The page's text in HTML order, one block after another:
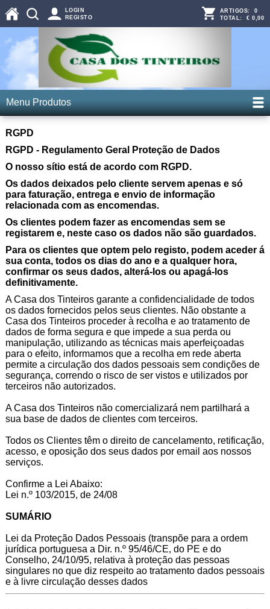
LOGIN
REGISTO
ARTIGOS: 0
TOTAL: € 0,00
Menu Produtos
RGPD
RGPD - Regulamento Geral Proteção de Dados
O nosso sítio está de acordo com RGPD.
Os dados deixados pelo cliente servem apenas e só
para faturação, entrega e envio de informação
relacionada com as encomendas.
Os clientes podem fazer as encomendas sem se
registarem e, neste caso os dados não são guardados.
Para os clientes que optem pelo registo, podem aceder á
sua conta, todos os dias do ano e a qualquer hora,
confirmar os seus dados, alterá-los ou apagá-los
definitivamente.
A Casa dos Tinteiros garante a confidencialidade de todos
os dados fornecidos pelos seus clientes. Não obstante a
Casa dos Tinteiros proceder à recolha e ao tratamento de
dados de forma segura e que impede a sua perda ou
manipulação, utilizando as técnicas mais aperfeiçoadas
para o efeito, informamos que a recolha em rede aberta
permite a circulação dos dados pessoais sem condições de
segurança, correndo o risco de ser vistos e utilizados por
terceiros não autorizados.
A Casa dos Tinteiros não comercializará nem partilhará a
sua base de dados de clientes com terceiros.
Todos os Clientes têm o direito de cancelamento, retificação,
acesso, e oposição dos seus dados por email aos nossos
serviços.
Confirme a Lei Abaixo:
Lei n.º 103/2015, de 24/08
SUMÁRIO
Lei da Proteção Dados Pessoais (transpõe para a ordem
jurídica portuguesa a Dir. n.º 95/46/CE, do PE e do
Conselho, 24/10/95, relativa à proteção das pessoas
singulares no que diz respeito ao tratamento dados pessoais
e à livre circulação desses dados